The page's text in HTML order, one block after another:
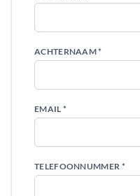
ACHTERNAAM *
EMAIL *
TELEFOONNUMMER *